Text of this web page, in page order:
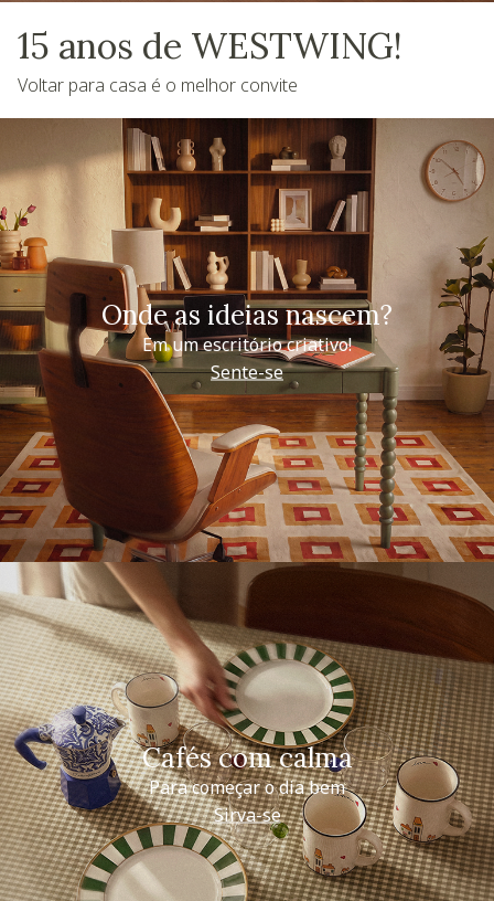
15 anos de WESTWING!
Voltar para casa é o melhor convite
Onde as ideias nascem?
Em um escritório criativo!
Sente-se
Cafés com calma
Para começar o dia bem
Sirva-se